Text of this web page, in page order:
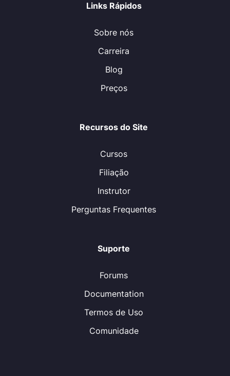
Links Rápidos
Sobre nós
Carreira
Blog
Preços
Recursos do Site
Cursos
Filiação
Instrutor
Perguntas Frequentes
Suporte
Forums
Documentation
Termos de Uso
Comunidade